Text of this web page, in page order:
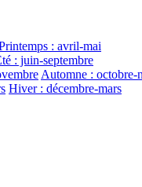
: avril-mai
: juin-septembre
Automne : octobre-
Hiver : décembre-mars